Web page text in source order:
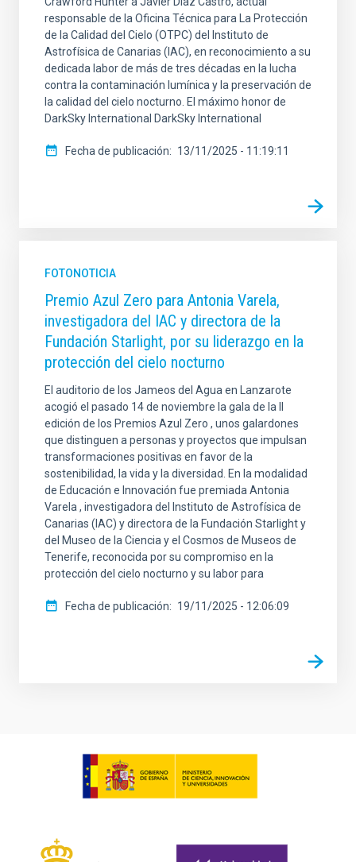
responsable de la Oficina Técnica para La Protección
de la Calidad del Cielo (OTPC) del Instituto de
Astrofísica de Canarias (IAC), en reconocimiento a su
dedicada labor de más de tres décadas en la lucha
contra la contaminación lumínica y la preservación de
la calidad del cielo nocturno. El máximo honor de
DarkSky International DarkSky International
Fecha de publicación 13/11/2025 - 11:19:11
FOTONOTICIA
Premio Azul Zero para Antonia Varela,
investigadora del IAC y directora de la
Fundación Starlight, por su liderazgo en la
protección del cielo nocturno
El auditorio de los Jameos del Agua en Lanzarote
acogió el pasado 14 de noviembre la gala de la II
edición de los Premios Azul Zero , unos galardones
que distinguen a personas y proyectos que impulsan
transformaciones positivas en favor de la
sostenibilidad, la vida y la diversidad. En la modalidad
de Educación e Innovación fue premiada Antonia
Varela , investigadora del Instituto de Astrofísica de
Canarias (IAC) y directora de la Fundación Starlight y
del Museo de la Ciencia y el Cosmos de Museos de
Tenerife, reconocida por su compromiso en la
protección del cielo nocturno y su labor para
Fecha de publicación 19/11/2025 - 12:06:09